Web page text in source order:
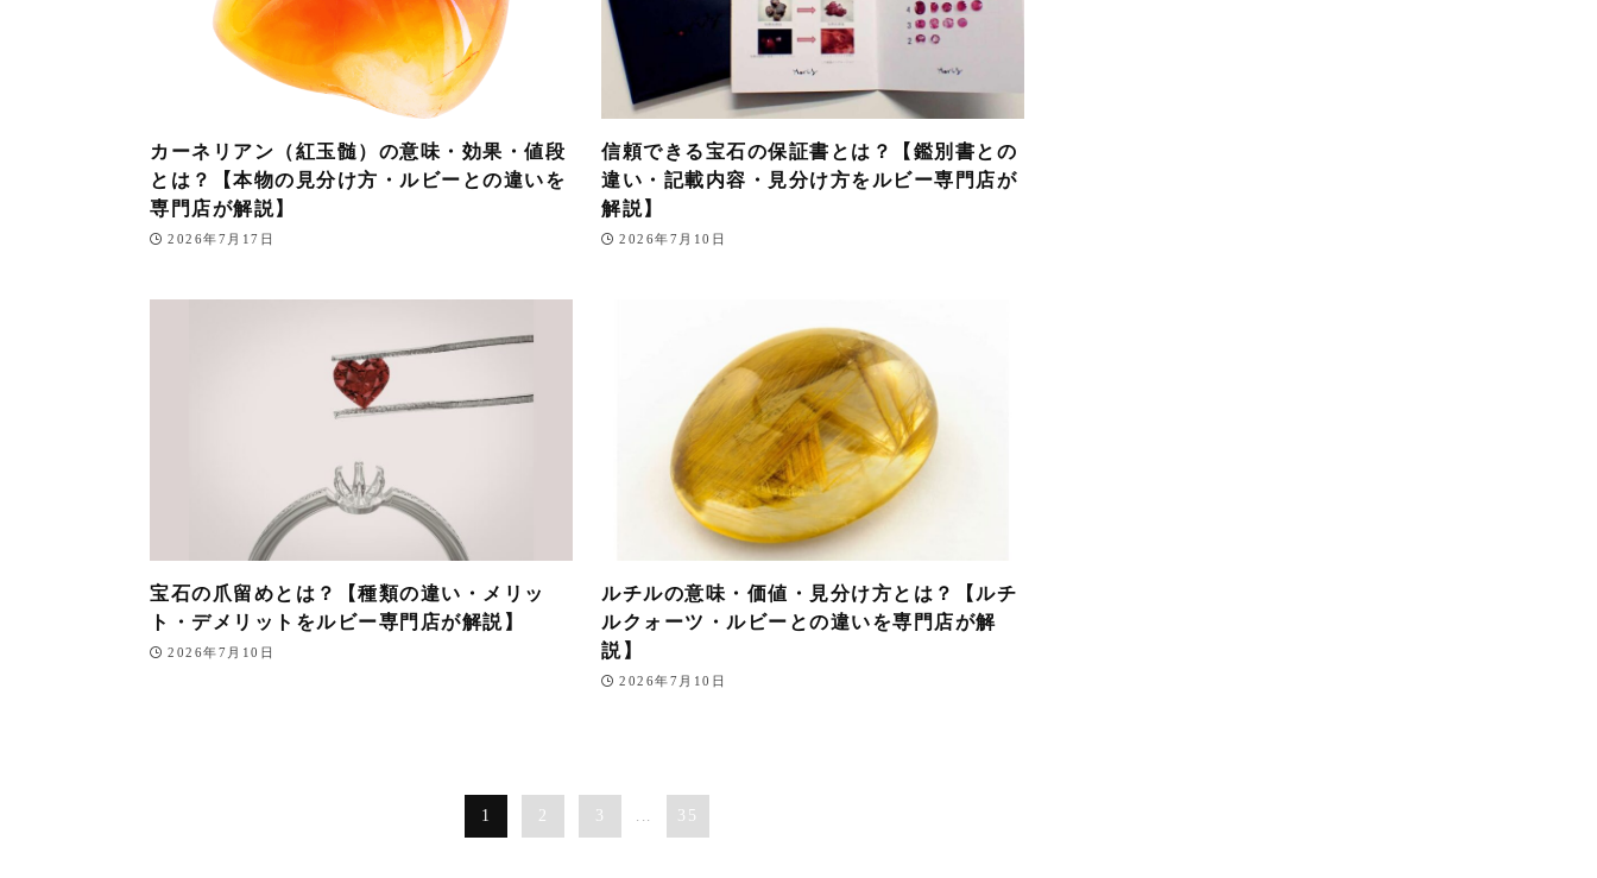
カーネリアン（紅玉髄）の意味・効果・値段
とは？【本物の見分け方・ルビーとの違いを
専門店が解説】
2026年7月17日
信頼できる宝石の保証書とは？【鑑別書との
違い・記載内容・見分け方をルビー専門店が
解説】
2026年7月10日
宝石の爪留めとは？【種類の違い・メリッ
ト・デメリットをルビー専門店が解説】
2026年7月10日
ルチルの意味・価値・見分け方とは？【ルチ
ルクォーツ・ルビーとの違いを専門店が解
説】
2026年7月10日
1 2 3 35